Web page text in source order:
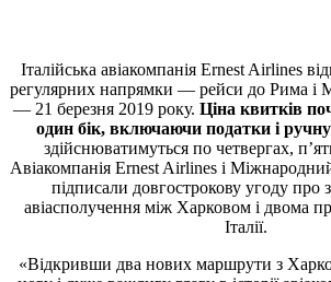
Італійська авіакомпанія Ernest Airlines
регулярних напрямки — рейси до Рима і
— 21 березня 2019 року. Ціна квитків
один бік, включаючи податки і
здійснюватимуться по четвергах,
Авіакомпанія Ernest Airlines і
підписали довгострокову угоду про
авіасполучення між Харковом і двома
Італії.
«Відкривши два нових маршрути з